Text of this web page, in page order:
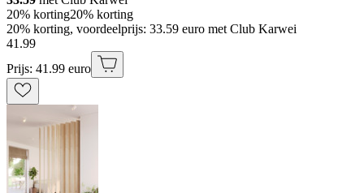
20% korting20% korting
20% korting, voordeelprijs: 33.59 euro met Club Karwei
41 .99
Prijs: 41.99 euro